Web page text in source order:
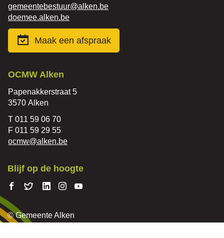
E-
mail
gemeentebestuur@alken.be
Website
doemee.alken.be
Maak een afspraak
Contact
OCMW Alken
Adres
Papenakkerstraat 5
,3570 Alken
Tel.011 59 06 70
Fax011 59 29 55
E-
ocmw@alken.be
Blijf op de hoogte
Volg ons
Facebook
Volg
Twitter
Volg Volg ons
Volg
© Gemeente Alken